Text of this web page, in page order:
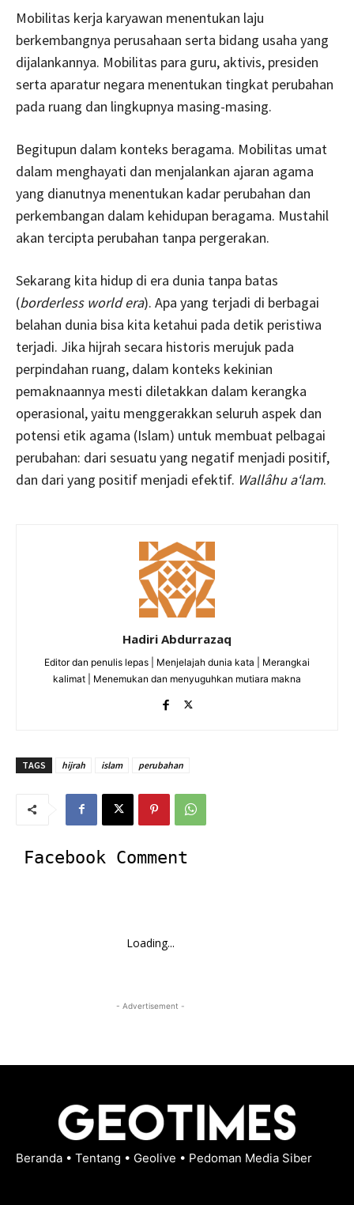
Mobilitas kerja karyawan menentukan laju
berkembangnya perusahaan serta bidang usaha yang
dijalankannya. Mobilitas para guru, aktivis, presiden
serta aparatur negara menentukan tingkat perubahan
pada ruang dan lingkupnya masing-masing.
Begitupun dalam konteks beragama. Mobilitas umat
dalam menghayati dan menjalankan ajaran agama
yang dianutnya menentukan kadar perubahan dan
perkembangan dalam kehidupan beragama. Mustahil
akan tercipta perubahan tanpa pergerakan.
Sekarang kita hidup di era dunia tanpa batas
(borderless world era). Apa yang terjadi di berbagai
belahan dunia bisa kita ketahui pada detik peristiwa
terjadi. Jika hijrah secara historis merujuk pada
perpindahan ruang, dalam konteks kekinian
pemaknaannya mesti diletakkan dalam kerangka
operasional, yaitu menggerakkan seluruh aspek dan
potensi etik agama (Islam) untuk membuat pelbagai
perubahan: dari sesuatu yang negatif menjadi positif,
dan dari yang positif menjadi efektif. Wallâhu a‘lam.
Hadiri Abdurrazaq
Editor dan penulis lepas | Menjelajah dunia kata | Merangkai
kalimat | Menemukan dan menyuguhkan mutiara makna
TAGS hijrah islam perubahan
Facebook Comment
Loading...
- Advertisement -
Beranda • Tentang • Geolive • Pedoman Media Siber